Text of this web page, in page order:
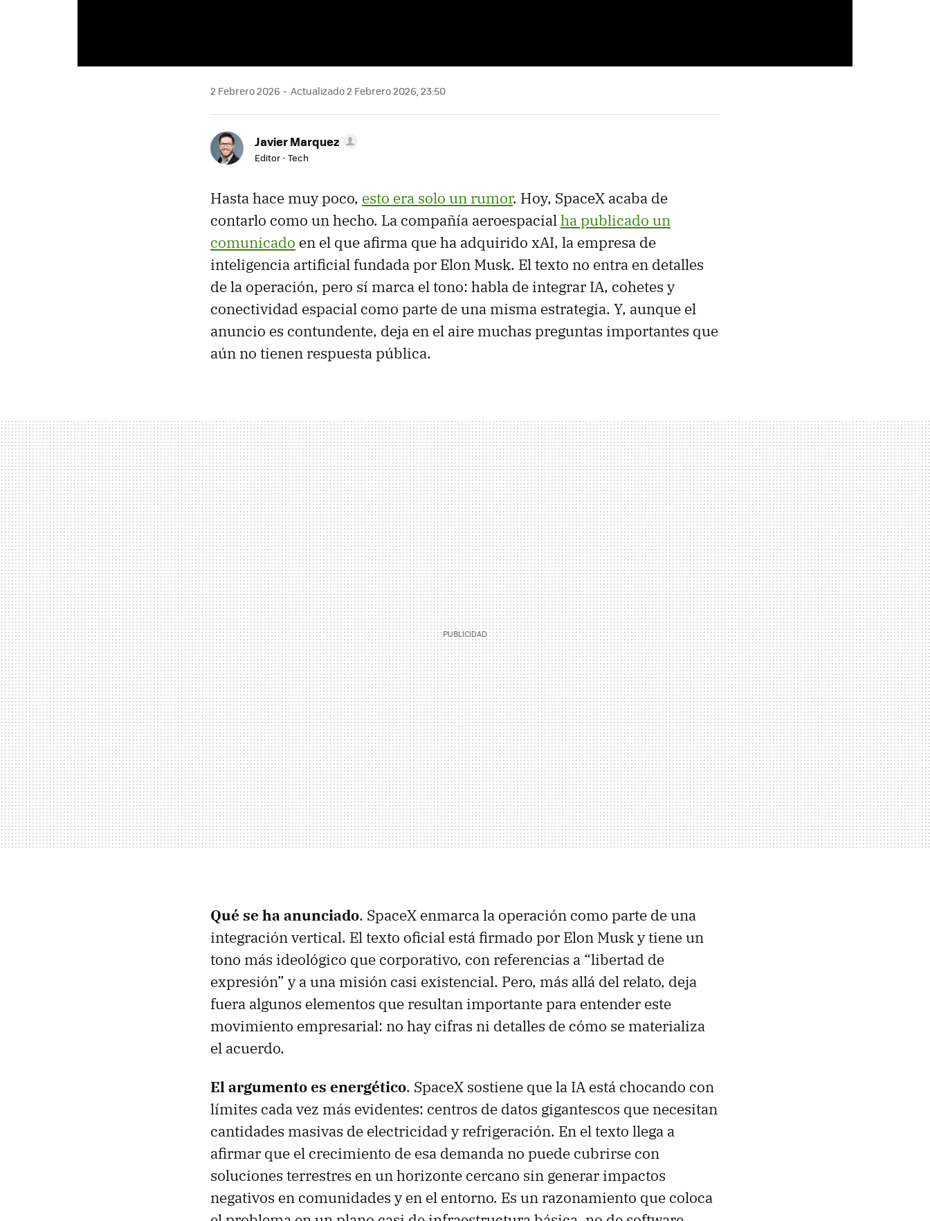
2 Febrero 2026 Actualizado 2 Febrero 2026, 23:50
Javier Marquez
Editor - Tech
Hasta hace muy poco, esto era solo un rumor. Hoy, SpaceX acaba de
contarlo como un hecho. La compañía aeroespacialha publicado un
comunicado en el que afirma que ha adquirido xAI, la empresa de
inteligencia artificial fundada por Elon Musk. El texto no entra en detalles
de la operación, pero sí marca el tono: habla de integrar IA, cohetes y
conectividad espacial como parte de una misma estrategia. Y, aunque el
anuncio es contundente, deja en el aire muchas preguntas importantes que
aún no tienen respuesta pública.
Qué se ha anunciado. SpaceX enmarca la operación como parte de una
integración vertical. El texto oficial está firmado por Elon Musk y tiene un
tono más ideológico que corporativo, con referencias a “libertad de
expresión” y a una misión casi existencial. Pero, más allá del relato, deja
fuera algunos elementos que resultan importante para entender este
movimiento empresarial: no hay cifras ni detalles de cómo se materializa
el acuerdo.
El argumento es energético. SpaceX sostiene que la IA está chocando con
límites cada vez más evidentes: centros de datos gigantescos que necesitan
cantidades masivas de electricidad y refrigeración. En el texto llega a
afirmar que el crecimiento de esa demanda no puede cubrirse con
soluciones terrestres en un horizonte cercano sin generar impactos
negativos en comunidades y en el entorno. Es un razonamiento que coloca